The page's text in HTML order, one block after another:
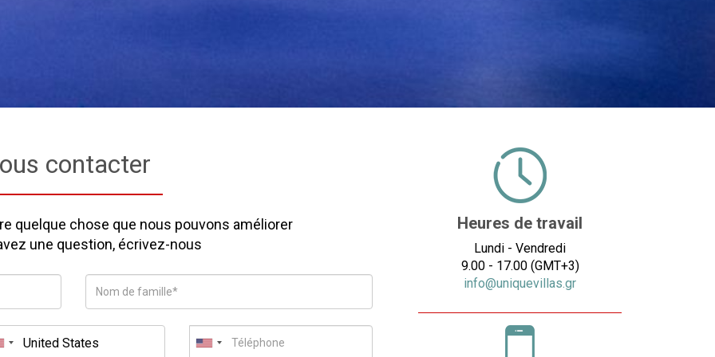
contacter
quelque chose que nous pouvons améliorer
une question, écrivez-nous
Heures de travail
Lundi - Vendredi
9.00 - 17.00 (GMT+3)
info@uniquevillas.gr